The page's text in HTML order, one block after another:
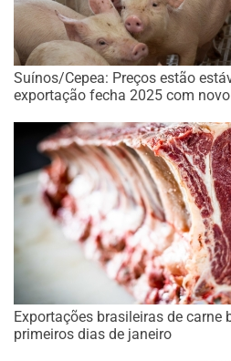
Suínos/Cepea: Preços estão
exportação fecha 2025 com
Exportações brasileiras de carne
primeiros dias de janeiro